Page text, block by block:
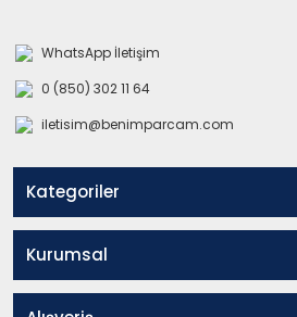
WhatsApp İletişim
0 (850) 302 11 64
iletisim@benimparcam.com
Kategoriler
Kurumsal